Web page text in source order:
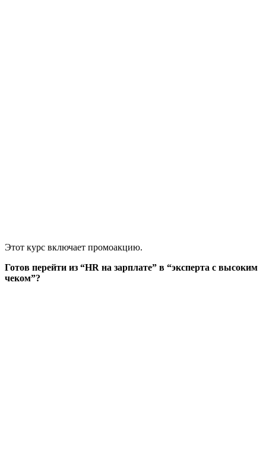
Этот курс включает промоакцию.
Готов перейти из “HR на зарплате” в “эксперта с высоким
чеком”?